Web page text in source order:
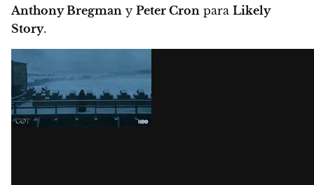
Anthony Bregman y Peter Cron para Likely
Story.